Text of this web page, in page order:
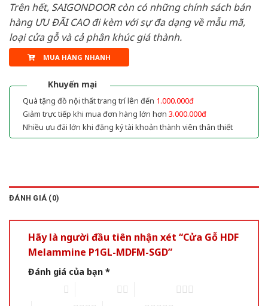
Trên hết, SAIGONDOOR còn có những chính sách bán
hàng ƯU ĐÃI CAO đi kèm với sự đa dạng về mẫu mã,
loại cửa gỗ và cả phân khúc giá thành.
MUA HÀNG NHANH
Khuyến mại
Quà tặng đồ nội thất trang trí lên đến 1.000.000đ
Giảm trực tiếp khi mua đơn hàng lớn hơn 3.000.000đ
Nhiều ưu đãi lớn khi đăng ký tài khoản thành viên thân thiết
ĐÁNH GIÁ (0)
Hãy là người đầu tiên nhận xét “Cửa Gỗ HDF
Melammine P1GL-MDFM-SGD”
Đánh giá của bạn *